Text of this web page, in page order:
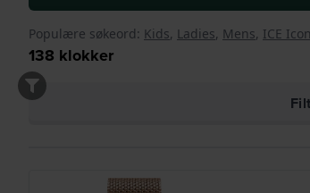
Populære søkeord: Kids, Ladies, Mens, ICE
138 klokker